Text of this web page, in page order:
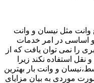
وانت مثل نیسان و وانت
اساسی در امر خدمات
را نمی توان یافت که از
استفاده نکند زیرا
و وانت بار بهترین
موردی به بیان مزایای